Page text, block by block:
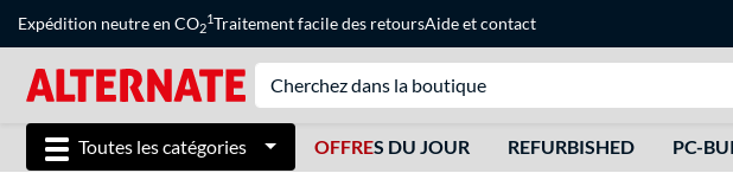
Expédition neutre en CO2
1Traitement facile des retoursAideetcontact
Toutes les catégories OFFRES DU JOUR REFURBISHED PC-